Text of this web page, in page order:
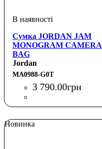
Сумка JORDAN JAM
MONOGRAM CAMERA
BAG
Jordan
MA0988-G0T
3 790.00грн
Новинка